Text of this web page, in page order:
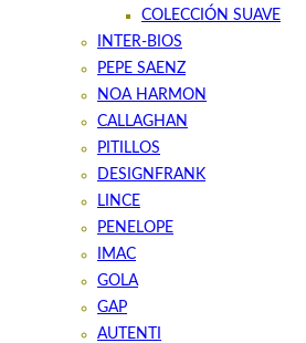
COLECCIÓN SUAVE
INTER-BIOS
PEPE SAENZ
NOA HARMON
CALLAGHAN
PITILLOS
DESIGNFRANK
LINCE
PENELOPE
IMAC
GOLA
GAP
AUTENTI